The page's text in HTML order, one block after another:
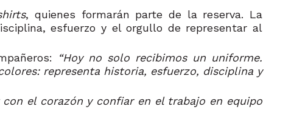
, quienes formarán parte de la reserva. La
esfuerzo y el orgullo de representar al
“Hoy no solo recibimos un uniforme.
representa historia, esfuerzo, disciplina y
con el corazón y confiar en el trabajo en equipo